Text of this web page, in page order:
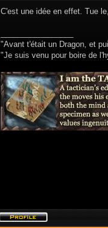
C'est une idée en effet. Tue
"Avant t'était un Dragon, et
"Je suis venu pour boire de